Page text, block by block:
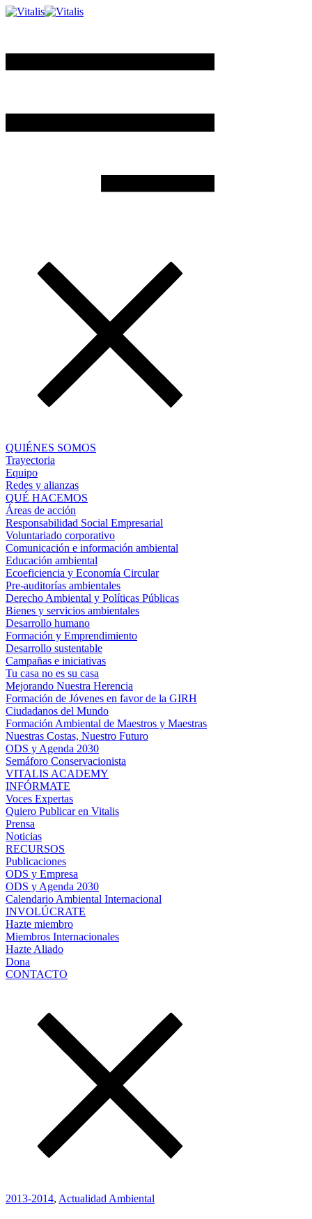
QUIÉNES SOMOS
Trayectoria
Equipo
Redes y alianzas
QUÉ HACEMOS
Áreas de acción
Responsabilidad Social Empresarial
Voluntariado corporativo
Comunicación e información ambiental
Educación ambiental
Ecoeficiencia y Economía Circular
Pre-auditorías ambientales
Derecho Ambiental y Políticas Públicas
Bienes y servicios ambientales
Desarrollo humano
Formación y Emprendimiento
Desarrollo sustentable
Campañas e iniciativas
Tu casa no es su casa
Mejorando Nuestra Herencia
Formación de Jóvenes en favor de la GIRH
Ciudadanos del Mundo
Formación Ambiental de Maestros y Maestras
Nuestras Costas, Nuestro Futuro
ODS y Agenda 2030
Semáforo Conservacionista
VITALIS ACADEMY
INFÓRMATE
Voces Expertas
Quiero Publicar en Vitalis
Prensa
Noticias
RECURSOS
Publicaciones
ODS y Empresa
ODS y Agenda 2030
Calendario Ambiental Internacional
INVOLÚCRATE
Hazte miembro
Miembros Internacionales
Hazte Aliado
Dona
CONTACTO
2013-2014, Actualidad Ambiental